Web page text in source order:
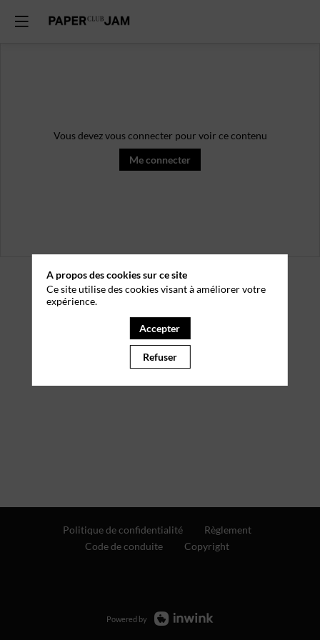
Vous devez vous connecter pour voir ce contenu
Me connecter
Politique de confidentialité
Règlement
Code de conduite
Copyright
Powered by
A propos des cookies sur ce site
Ce site utilise des cookies visant à améliorer votre
expérience.
Accepter
Refuser